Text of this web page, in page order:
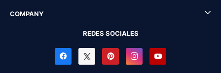
COMPANY
REDES SOCIALES